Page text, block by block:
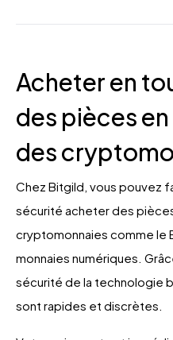
Acheter en
des pièces
des
Chez Bitgild, vous pouvez
sécurité acheter des
cryptomonnaies comme le
monnaies numériques.
sécurité de la technologie
sont rapides et discrètes.